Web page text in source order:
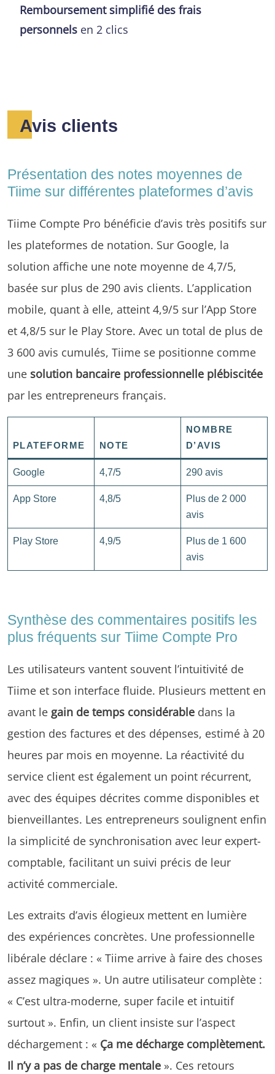
Remboursement simplifié des frais
personnels en 2 clics
Avis clients
Présentation des notes moyennes de
Tiime sur différentes plateformes d’avis
Tiime Compte Pro bénéficie d’avis très positifs sur
les plateformes de notation. Sur Google, la
solution affiche une note moyenne de 4,7/5,
basée sur plus de 290 avis clients. L’application
mobile, quant à elle, atteint 4,9/5 sur l’App Store
et 4,8/5 sur le Play Store. Avec un total de plus de
3 600 avis cumulés, Tiime se positionne comme
une solution bancaire professionnelle plébiscitée
par les entrepreneurs français.
PLATEFORME NOTE
NOMBRE
D’AVIS
Google 4,7/5 290 avis
App Store 4,8/5
Plus de 2 000
avis
Play Store 4,9/5
Plus de 1 600
avis
Synthèse des commentaires positifs les
plus fréquents sur Tiime Compte Pro
Les utilisateurs vantent souvent l’intuitivité de
Tiime et son interface fluide. Plusieurs mettent en
avant le gain de temps considérable dans la
gestion des factures et des dépenses, estimé à 20
heures par mois en moyenne. La réactivité du
service client est également un point récurrent,
avec des équipes décrites comme disponibles et
bienveillantes. Les entrepreneurs soulignent enfin
la simplicité de synchronisation avec leur expert-
comptable, facilitant un suivi précis de leur
activité commerciale.
Les extraits d’avis élogieux mettent en lumière
des expériences concrètes. Une professionnelle
libérale déclare : « Tiime arrive à faire des choses
assez magiques ». Un autre utilisateur complète :
« C’est ultra-moderne, super facile et intuitif
surtout ». Enfin, un client insiste sur l’aspect
déchargement : « Ça me décharge complètement.
Il n’y a pas de charge mentale ». Ces retours